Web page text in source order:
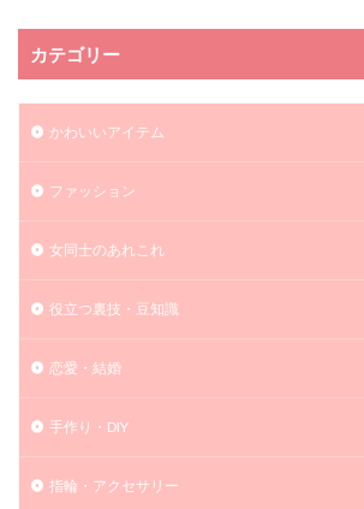
カテゴリー
かわいいアイテム
ファッション
女同士のあれこれ
役立つ裏技・豆知識
恋愛・結婚
手作り・DIY
指輪・アクセサリー